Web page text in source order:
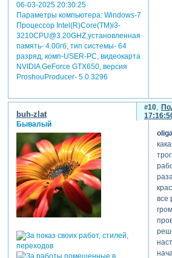
06-03-2025 20:30:25
Параметры компьютера:Windows-7
Процессор Intel(R)Core(TM)i3-
3210CPU@3.20GHZ,установленная
память- 4.00гб, тип системы- 64
разряд, комп-USER-PC, видеокарта
NVIDIA GeForce GTX650, версия
ProshouProducer- 5.0.3296
10
buh-zlat
Бывалый
все